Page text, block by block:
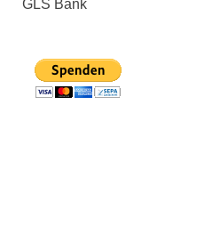
GLS Bank